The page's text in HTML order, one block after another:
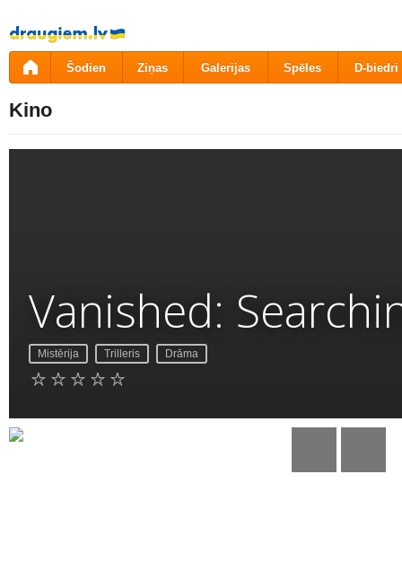
Pāriet
uz
saturu
Šodien Ziņas Galerijas Spēles D-biedri
Kino
Vanished:
Mistērija Trilleris Drāma